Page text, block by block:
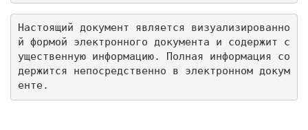
Настоящий документ является визуализированно
й формой электронного документа и содержит с
ущественную информацию. Полная информация со
держится непосредственно в электронном докум
енте.